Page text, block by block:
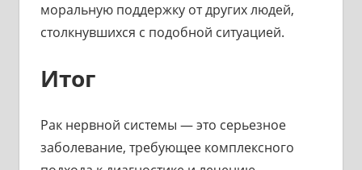
моральную поддержку от других людей,
столкнувшихся с подобной ситуацией.
Итог
Рак нервной системы — это серьезное
заболевание, требующее комплексного